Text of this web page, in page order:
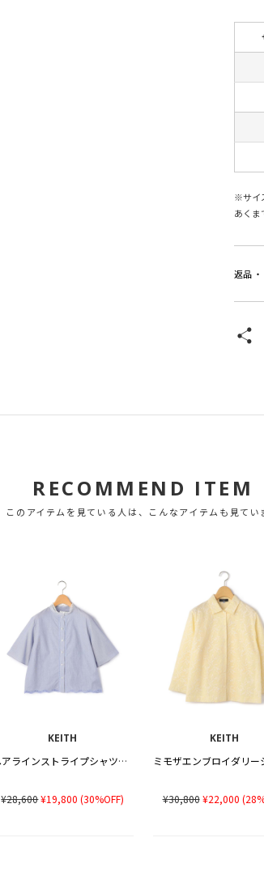
※サイ
あくま
返品
RECOMMEND ITEM
このアイテムを見ている人は、こんなアイテムも見てい
KEITH
ヘアラインストライプシャツブラウス
¥28,600¥19,800 (30%OFF)
KEITH
¥30,800 ¥22,000